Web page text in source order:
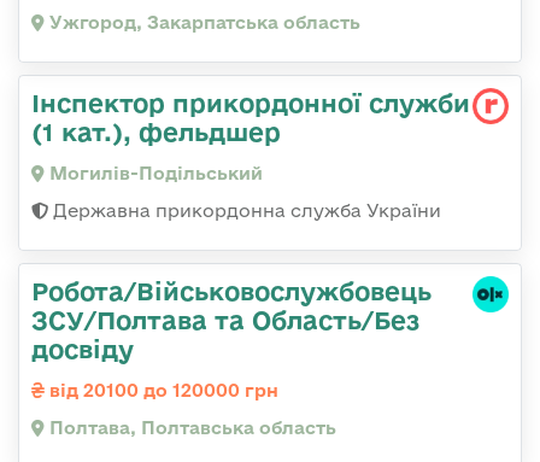
Ужгород, Закарпатська область
Інспектор прикордонної служби
(1 кат.), фельдшер
Могилів-Подільський
Державна прикордонна служба України
Робота/Військовослужбовець
ЗСУ/Полтава та Область/Без
досвіду
від 20100 до 120000 грн
Полтава, Полтавська область